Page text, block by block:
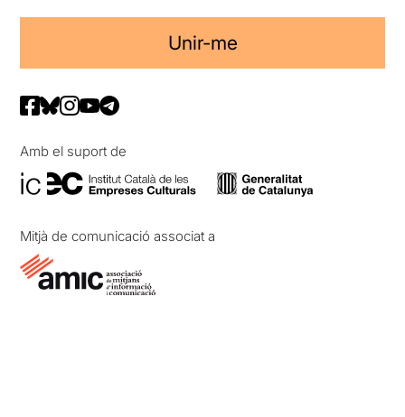
Unir-me
Amb el suport de
Mitjà de comunicació associat a